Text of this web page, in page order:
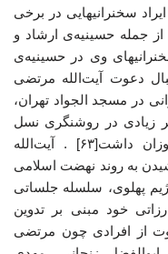
سخنرانیهایی در برخی
جمله حسینیه‌ی ارشاد و
تهران دعوت شد[۶۲] . سخنرانیهای وی در حسینیه‌ی
سال ۱۳۴۸ و به دنبال دعوت آیت‌الله مرتضی
در مسجد الجواد تهران،
زیادی در روشنگری نسل
جوان، به ویژه دانشجویان و دانش‌آموزان داشت[۶۳] . آیت‌الله
عمق بخشیدن به روند نهضت اسلامی
پهلوی، سلسله جلساتی
خود مبنی بر تدوین
از افرادی چون مرتضی